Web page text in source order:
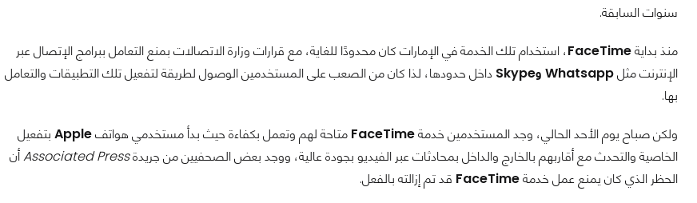
سنوات السابقة.
منذ بدايةFaceTime، استخدام تلك الخدمة في الإمارات كان محدودًا للغاية، مع قرارات وزارة الاتصالات بمنع التعامل ببرامج الإتصال عبر
الإنترنت مثلWhatsapp وSkype
داخل حدودها، لذا كان من الصعب على المستخدمين الوصول لطريقة لتفعيل تلك التطبيقات والتعامل
بها.
ولكن صباح يوم الأحد الحالي، وجد المستخدمين خدمةFaceTime متاحة لهم وتعمل بكفاءة حيث بدأ مستخدمي هواتفApple بتفعيل
الخاصية والتحدث مع أقاربهم بالخارج والداخل بمحادثات عبر الفيديو بجودة عالية، ووجد بعض الصحفيين من جريدةAssociated Pressأن
الحظر الذي كان يمنع عمل خدمةFaceTime قد تم إزالته بالفعل.